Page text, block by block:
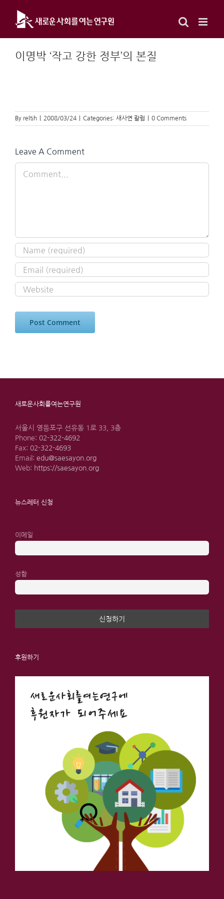
content
이명박 ‘작고 강한 정부’의 본질
By reltih 2008/03/24 Categories: 새사연 칼럼 0 Comments
Leave A Comment
새로운사회를여는연구원
서울시 영등포구 선유동 1로 33, 3층
Phone: 02-322-4692
Fax: 02-322-4693
Email: edu@saesayon.org
Web: https://saesayon.org
뉴스레터 신청
이메일
성함
후원하기